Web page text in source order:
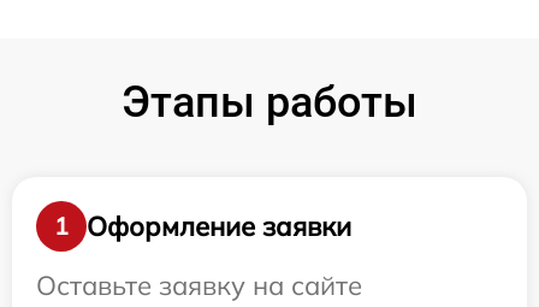
Этапы работы
1
Оформление заявки
Оставьте заявку на сайте